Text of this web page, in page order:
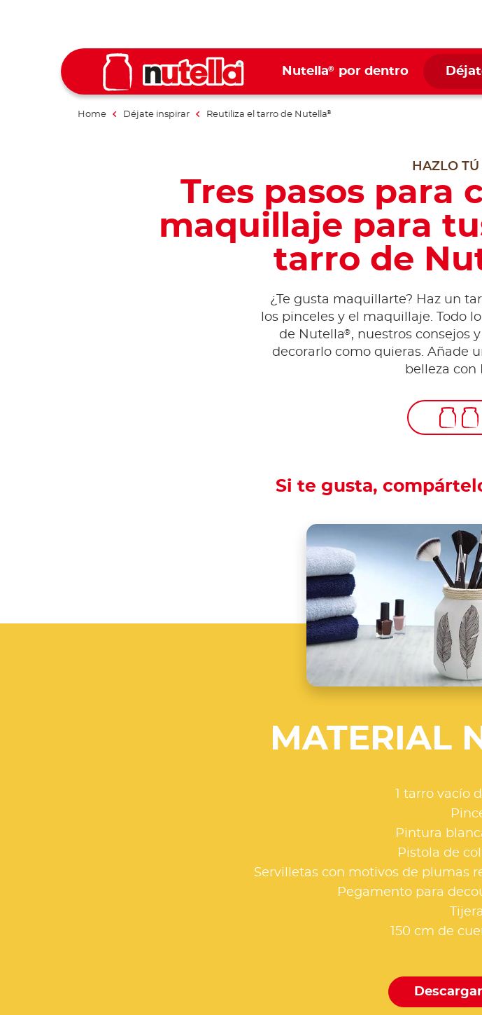
Nutella® por dentro
Home Déjate inspirar Reutiliza el tarro de Nutella®
HAZLO
Tres pasos para
maquillaje para
tarro de
¿Te gusta maquillarte? Haz un
los pinceles y el maquillaje. Todo
de Nutella®, nuestros consejos
decorarlo como quieras. Añade
belleza con
Si te gusta,
MATERIAL
1 tarro vacío
Pintura
Pistola de
Servilletas con motivos de plumas
Pegamento para
150 cm de